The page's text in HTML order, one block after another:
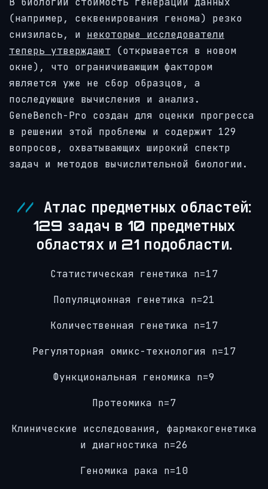
(например, секвенирования генома) резко
снизилась, и некоторые исследователи
теперь утверждают
(открывается в новом
окне),
что ограничивающим фактором
является уже не сбор образцов, а
последующие вычисления и анализ.
GeneBench-Pro создан для оценки прогресса
в решении этой проблемы и содержит 129
вопросов, охватывающих широкий спектр
задач и методов вычислительной биологии.
Атлас предметных областей:
129 задач в 10 предметных
областях и 21 подобласти.
Статистическая генетика n=17
Популяционная генетика n=21
Количественная генетика n=17
Регуляторная омикс-технология n=17
Функциональная геномика n=9
Протеомика n=7
Клинические исследования, фармакогенетика
и диагностика n=26
Геномика рака n=10